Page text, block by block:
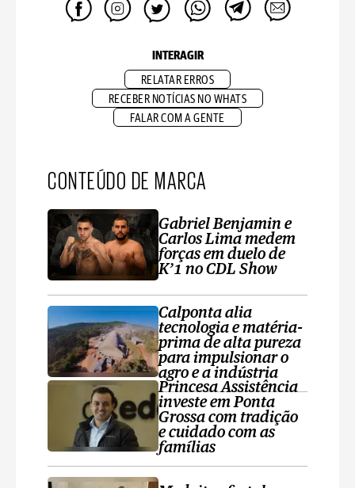
INTERAGIR
RELATAR ERROS
RECEBER NOTÍCIAS NO WHATS
FALAR COM A GENTE
CONTEÚDO DE MARCA
Gabriel Benjamin e
Carlos Lima medem
forças em duelo de
K’1 no CDL Show
Calponta alia
tecnologia e matéria-
prima de alta pureza
para impulsionar o
agro e a indústria
Princesa Assistência
investe em Ponta
Grossa com tradição
e cuidado com as
famílias